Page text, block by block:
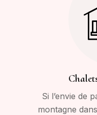
Si l’envie de
montagne